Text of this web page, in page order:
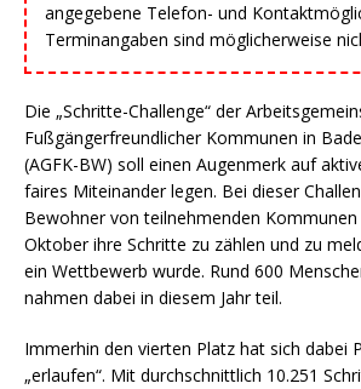
angegebene Telefon- und
Terminangaben sind möglicherweise
Die „Schritte-Challenge“ der
Fußgängerfreundlicher Kommunen in
(AGFK-BW) soll einen Augenmerk auf
faires Miteinander legen. Bei dieser
Bewohner von teilnehmenden
Oktober ihre Schritte zu zählen und zu
ein Wettbewerb wurde. Rund 600
nahmen dabei in diesem Jahr teil.
Immerhin den vierten Platz hat sich dabei
„erlaufen“. Mit durchschnittlich 10.251